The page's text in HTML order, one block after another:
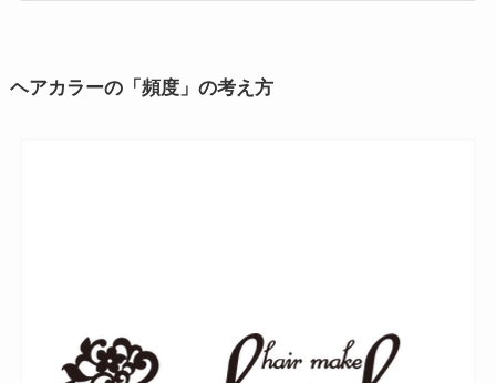
ヘアカラーの「頻度」の考え方